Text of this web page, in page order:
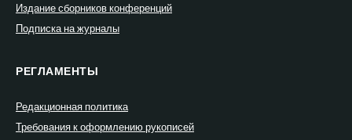
Издание сборников конференций
Подписка на журналы
РЕГЛАМЕНТЫ
Редакционная политика
Требования к оформлению рукописей